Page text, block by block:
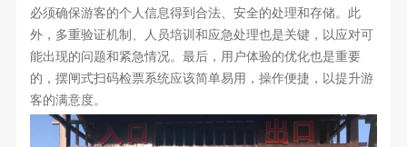
必须确保游客的个人信息得到合法、安全的处理和存储。此
外，多重验证机制、人员培训和应急处理也是关键，以应对可
能出现的问题和紧急情况。最后，用户体验的优化也是重要
的，摆闸式扫码检票系统应该简单易用，操作便捷，以提升游
客的满意度。